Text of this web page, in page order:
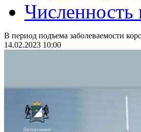
Численность
В период подъема заболеваемости
14.02.2023 10:00